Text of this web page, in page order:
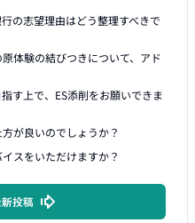
の志望理由はどう整理すべきで
体験の結びつきについて、アド
す上で、ES添削をお願いできま
が良いのでしょうか？
スをいただけますか？
投稿